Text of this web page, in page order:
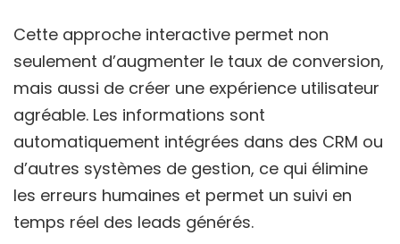
Cette approche interactive permet non
seulement d’augmenter le taux de conversion,
mais aussi de créer une expérience utilisateur
agréable. Les informations sont
automatiquement intégrées dans des CRM ou
d’autres systèmes de gestion, ce qui élimine
les erreurs humaines et permet un suivi en
temps réel des leads générés.